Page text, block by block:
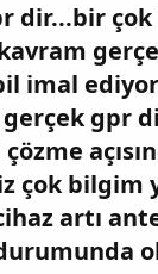
dir...bir
imal
gerçek gpr
çok bilgim
artı